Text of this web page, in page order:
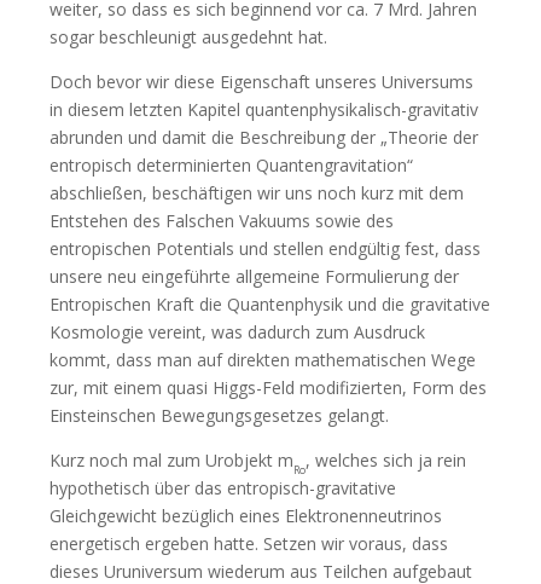
weiter, so dass es sich beginnend vor ca. 7 Mrd. Jahren
sogar beschleunigt ausgedehnt hat.
Doch bevor wir diese Eigenschaft unseres Universums
in diesem letzten Kapitel quantenphysikalisch-gravitativ
abrunden und damit die Beschreibung der „Theorie der
entropisch determinierten Quantengravitation“
abschließen, beschäftigen wir uns noch kurz mit dem
Entstehen des Falschen Vakuums sowie des
entropischen Potentials und stellen endgültig fest, dass
unsere neu eingeführte allgemeine Formulierung der
Entropischen Kraft die Quantenphysik und die gravitative
Kosmologie vereint, was dadurch zum Ausdruck
kommt, dass man auf direkten mathematischen Wege
zur, mit einem quasi Higgs-Feld modifizierten, Form des
Einsteinschen Bewegungsgesetzes gelangt.
Kurz noch mal zum Urobjekt mRo, welches sich ja rein
hypothetisch über das entropisch-gravitative
Gleichgewicht bezüglich eines Elektronenneutrinos
energetisch ergeben hatte. Setzen wir voraus, dass
dieses Uruniversum wiederum aus Teilchen aufgebaut